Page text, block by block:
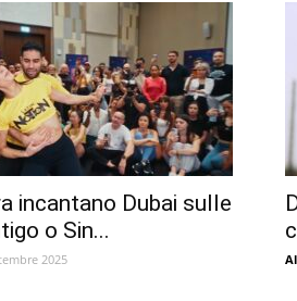
incantano Dubai sulle
o Sin...
2025